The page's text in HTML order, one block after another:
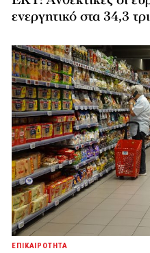
ενεργητικό στα 34,3
ΕΠΙΚΑΙΡΟΤΗΤΑ